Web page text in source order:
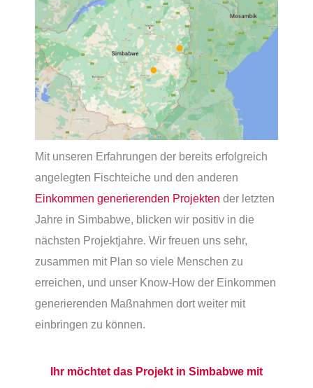
Mit unseren Erfahrungen der bereits erfolgreich
angelegten Fischteiche und den anderen
Einkommen generierenden Projekten der letzten
Jahre in Simbabwe, blicken wir positiv in die
nächsten Projektjahre. Wir freuen uns sehr,
zusammen mit Plan so viele Menschen zu
erreichen, und unser Know-How der Einkommen
generierenden Maßnahmen dort weiter mit
einbringen zu können.
Ihr möchtet das Projekt in Simbabwe mit